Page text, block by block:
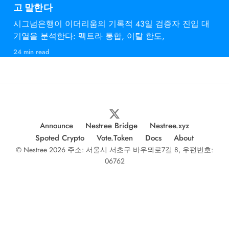
고 말한다
시그넘은행이 이더리움의 기록적 43일 검증자 진입 대
기열을 분석한다: 펙트라 통합, 이탈 한도,
24 min read
Announce Nestree Bridge
Nestree.xyz
Spoted Crypto
Vote.Token Docs About
© Nestree 2026 주소: 서울시 서초구 바우뫼로7길 8, 우편번호:
06762